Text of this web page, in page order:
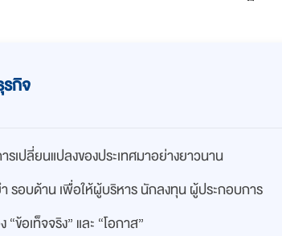
กิจ
เปลี่ยนแปลงของประเทศมาอย่างยาวนาน
รอบด้าน เพื่อให้ผู้บริหาร นักลงทุน ผู้ประกอบการ
อเท็จจริง” และ “โอกาส”